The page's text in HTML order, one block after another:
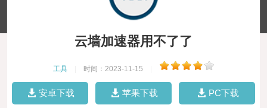
云墙加速器用不了了
工具 时间：2023-11-15
安卓下载 苹果下载 PC下载